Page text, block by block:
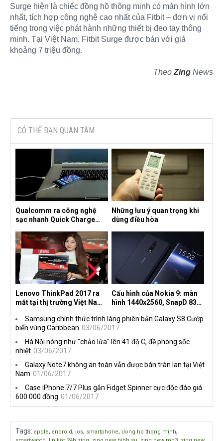
Surge hiện là chiếc đồng hồ thông minh có màn hình lớn
nhất, tích hợp công nghệ cao nhất của Fitbit – đơn vị nổi
tiếng trong việc phát hành những thiết bị đeo tay thông
minh. Tại Việt Nam, Fitbit Surge được bán với giá
khoảng 7 triệu đồng.
Theo Zing News
CÓ THỂ BẠN QUAN TÂM
Qualcomm ra công nghệ
sạc nhanh Quick Charge
Những lưu ý quan trọng khi
dùng điều hòa
Lenovo ThinkPad 2017 ra
mắt tại thị trường Việt Nam,
Cấu hình của Nokia 9: màn
hình 1440x2560, SnapD 835,
Samsung chính thức trình làng phiên bản Galaxy S8 Cướp
biển vùng Caribbean 03/06/2017
Hà Nội nóng như "chảo lửa" lên 41 độ C, đề phòng sốc
nhiệt 03/06/2017
Galaxy Note7 không an toàn vẫn được bán tràn lan tại Việt
Nam 01/06/2017
Case iPhone 7/7 Plus gắn Fidget Spinner cực độc đáo giá
600.000 đồng 01/06/2017
Tags: apple, android, ios, smartphone, dong ho thong minh,